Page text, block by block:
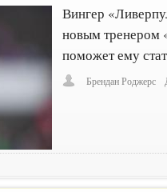
Вингер
новым тренером
поможет ему
Брендан Роджерс